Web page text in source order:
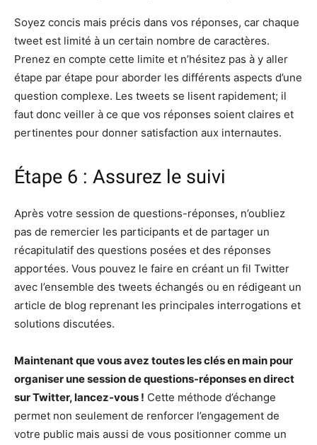
Soyez concis mais précis dans vos réponses, car chaque
tweet est limité à un certain nombre de caractères.
Prenez en compte cette limite et n’hésitez pas à y aller
étape par étape pour aborder les différents aspects d’une
question complexe. Les tweets se lisent rapidement; il
faut donc veiller à ce que vos réponses soient claires et
pertinentes pour donner satisfaction aux internautes.
Étape 6 : Assurez le suivi
Après votre session de questions-réponses, n’oubliez
pas de remercier les participants et de partager un
récapitulatif des questions posées et des réponses
apportées. Vous pouvez le faire en créant un fil Twitter
avec l’ensemble des tweets échangés ou en rédigeant un
article de blog reprenant les principales interrogations et
solutions discutées.
Maintenant que vous avez toutes les clés en main pour
organiser une session de questions-réponses en direct
sur Twitter, lancez-vous ! Cette méthode d’échange
permet non seulement de renforcer l’engagement de
votre public mais aussi de vous positionner comme un